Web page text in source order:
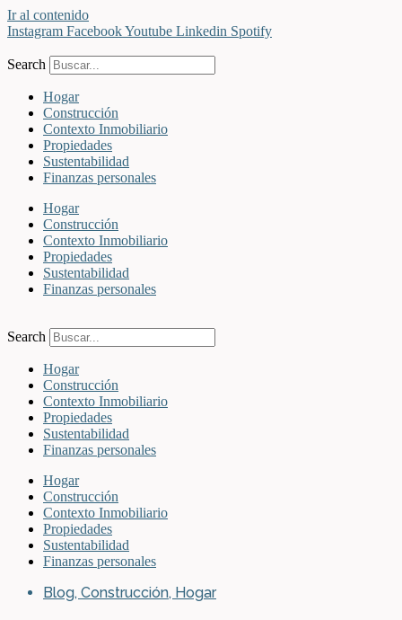
Ir al contenido
Instagram FacebookYoutube Linkedin Spotify
Search
Hogar
Construcción
Contexto Inmobiliario
Propiedades
Sustentabilidad
Finanzas personales
Hogar
Construcción
Contexto Inmobiliario
Propiedades
Sustentabilidad
Finanzas personales
Search
Hogar
Construcción
Contexto Inmobiliario
Propiedades
Sustentabilidad
Finanzas personales
Hogar
Construcción
Contexto Inmobiliario
Propiedades
Sustentabilidad
Finanzas personales
Blog, Construcción, Hogar